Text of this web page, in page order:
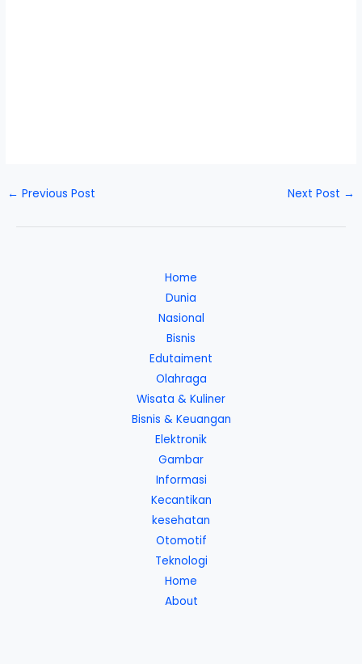
← Previous Post Next Post →
Home
Dunia
Nasional
Bisnis
Edutaiment
Olahraga
Wisata & Kuliner
Bisnis & Keuangan
Elektronik
Gambar
Informasi
Kecantikan
kesehatan
Otomotif
Teknologi
Home
About